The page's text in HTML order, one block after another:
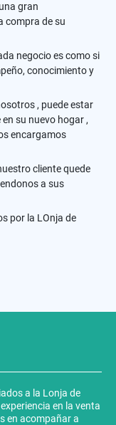
gran
compra de su
negocio es como si
conocimiento y
, puede estar
su nuevo hogar ,
encargamos
cliente quede
a sus
por la LOnja de
a la Lonja de
en la venta
en acompañar a